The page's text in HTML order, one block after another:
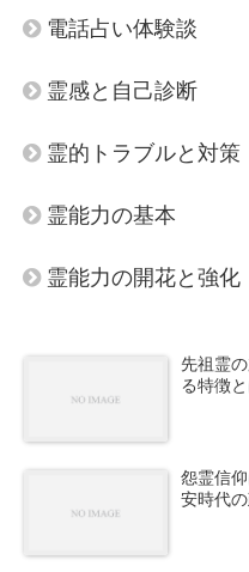
電話占い体験談
霊感と自己診断
霊的トラブルと対策
霊能力の基本
霊能力の開花と強化
先祖霊
る特徴
怨霊信
安時代